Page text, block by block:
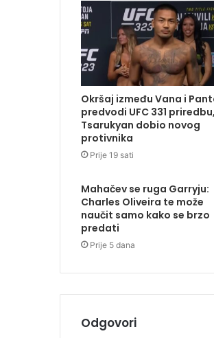
Okršaj između Vana i
predvodi UFC 331 priredbu,
Tsarukyan dobio novog
protivnika
Prije 19 sati
Mahačev se ruga Garryju:
Charles Oliveira te može
naučit samo kako se brzo
predati
Prije 5 dana
Odgovori